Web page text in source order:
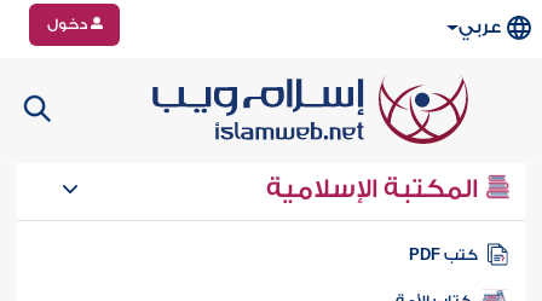
عربي دخول
المكتبة الإسلامية
كتب PDF